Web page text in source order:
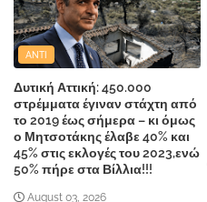
ANTI
Δυτική Αττική: 450.000
στρέμματα έγιναν στάχτη από
το 2019 έως σήμερα – κι όμως
ο Μητσοτάκης έλαβε 40% και
45% στις εκλογές του 2023,ενώ
50% πήρε στα Βίλλια!!!
August 03, 2026